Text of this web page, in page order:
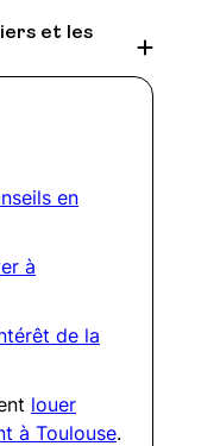
et les
en
à
de la
louer
à Toulouse.